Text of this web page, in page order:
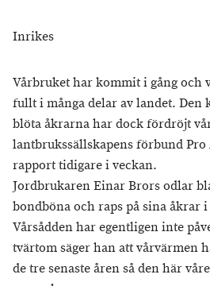
Inrikes
Vårbruket har kommit i gång och
fullt i många delar av landet. Den
blöta åkrarna har dock fördröjt
lantbrukssällskapens förbund Pro
rapport tidigare i veckan.
Jordbrukaren Einar Brors odlar
bondböna och raps på sina åkrar
Vårsådden har egentligen inte
tvärtom säger han att vårvärmen
de tre senaste åren så den här